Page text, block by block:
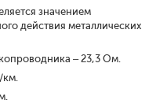
значением
действия металлических
– 23,3 Ом.
км.